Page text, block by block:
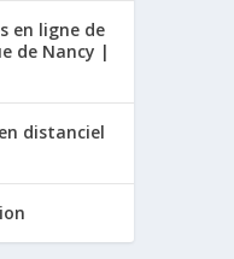
en ligne de
de Nancy |
distanciel